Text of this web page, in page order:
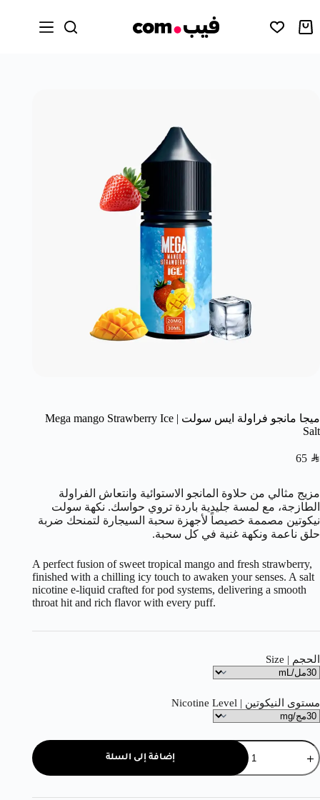
ميجا مانجو فراولة ايس سولت | Mega mango Strawberry Ice
Salt
65 SAR
مزيج مثالي من حلاوة المانجو الاستوائية وانتعاش الفراولة
الطازجة، مع لمسة جليدية باردة تروي حواسك. نكهة سولت
نيكوتين مصممة خصيصاً لأجهزة سحبة السيجارة لتمنحك ضربة
حلق ناعمة ونكهة غنية في كل سحبة.
A perfect fusion of sweet tropical mango and fresh strawberry,
finished with a chilling icy touch to awaken your senses. A salt
nicotine e-liquid crafted for pod systems, delivering a smooth
throat hit and rich flavor with every puff.
الحجم | Size
مستوى النيكوتين | Nicotine Level
إضافة إلى السلة